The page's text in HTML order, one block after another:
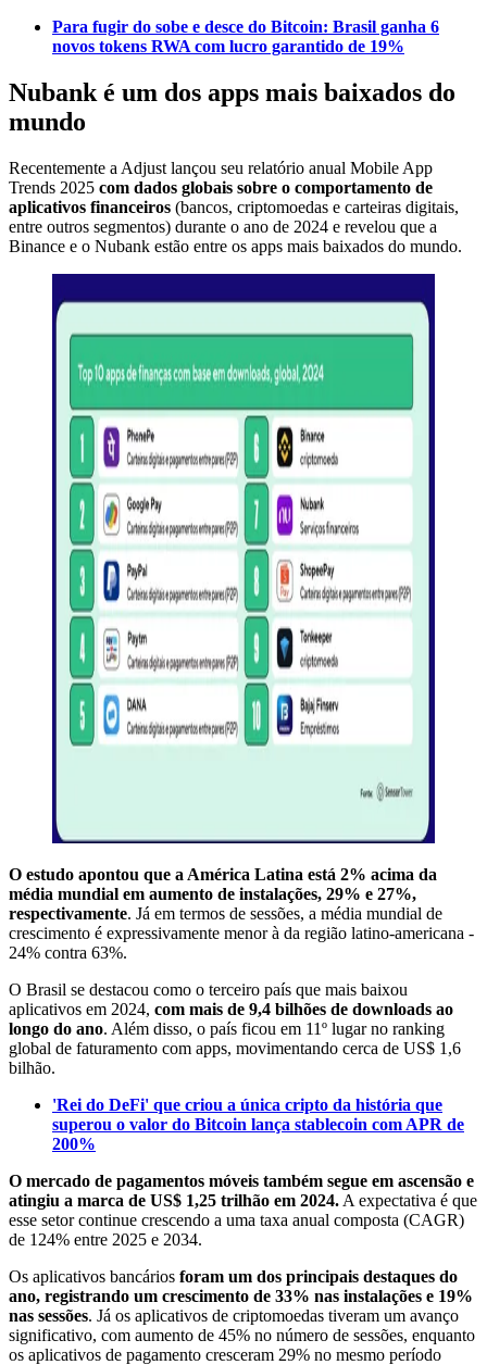
Para fugir do sobe e desce do Bitcoin: Brasil ganha 6
novos tokens RWA com lucro garantido de 19%
Nubank é um dos apps mais baixados do
mundo
Recentemente a Adjust lançou seu relatório anual Mobile App
Trends 2025 com dados globais sobre o comportamento de
aplicativos financeiros (bancos, criptomoedas e carteiras digitais,
entre outros segmentos) durante o ano de 2024 e revelou que a
Binance e o Nubank estão entre os apps mais baixados do mundo.
O estudo apontou que a América Latina está 2% acima da
média mundial em aumento de instalações, 29% e 27%,
respectivamente. Já em termos de sessões, a média mundial de
crescimento é expressivamente menor à da região latino-americana -
24% contra 63%.
O Brasil se destacou como o terceiro país que mais baixou
aplicativos em 2024, com mais de 9,4 bilhões de downloads ao
longo do ano. Além disso, o país ficou em 11º lugar no ranking
global de faturamento com apps, movimentando cerca de US$ 1,6
bilhão.
'Rei do DeFi' que criou a única cripto da história que
superou o valor do Bitcoin lança stablecoin com APR de
200%
O mercado de pagamentos móveis também segue em ascensão e
atingiu a marca de US$ 1,25 trilhão em 2024. A expectativa é que
esse setor continue crescendo a uma taxa anual composta (CAGR)
de 124% entre 2025 e 2034.
Os aplicativos bancários foram um dos principais destaques do
ano, registrando um crescimento de 33% nas instalações e 19%
nas sessões. Já os aplicativos de criptomoedas tiveram um avanço
significativo, com aumento de 45% no número de sessões, enquanto
os aplicativos de pagamento cresceram 29% no mesmo período